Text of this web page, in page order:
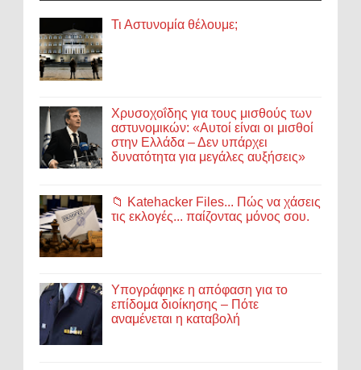
Τι Αστυνομία θέλουμε;
Χρυσοχοΐδης για τους μισθούς των
αστυνομικών: «Αυτοί είναι οι μισθοί
στην Ελλάδα – Δεν υπάρχει
δυνατότητα για μεγάλες αυξήσεις»
📁 Katehacker Files... Πώς να χάσεις
τις εκλογές... παίζοντας μόνος σου.
Υπογράφηκε η απόφαση για το
επίδομα διοίκησης – Πότε
αναμένεται η καταβολή